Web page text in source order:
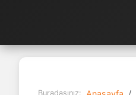
Buradasınız: